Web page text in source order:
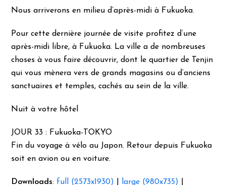
Nous arriverons en milieu d’après-midi à Fukuoka.
Pour cette dernière journée de visite profitez d’une
après-midi libre, à Fukuoka. La ville a de nombreuses
choses à vous faire découvrir, dont le quartier de Tenjin
qui vous mènera vers de grands magasins ou d’anciens
sanctuaires et temples, cachés au sein de la ville.
Nuit à votre hôtel
JOUR 33 : Fukuoka-TOKYO
Fin du voyage à vélo au Japon. Retour depuis Fukuoka
soit en avion ou en voiture.
Downloads: full (2573x1930) large (980x735)